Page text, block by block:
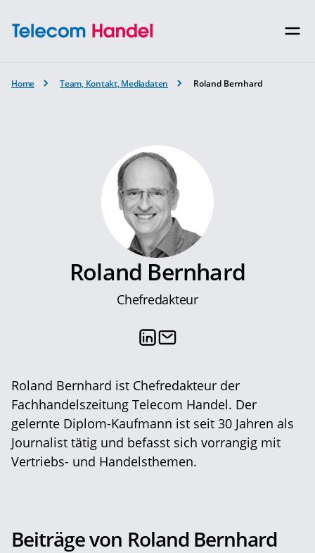
Home Team, Kontakt, Mediadaten Roland Bernhard
Roland Bernhard
Chefredakteur
Roland Bernhard ist Chefredakteur der
Fachhandelszeitung Telecom Handel. Der
gelernte Diplom-Kaufmann ist seit 30 Jahren als
Journalist tätig und befasst sich vorrangig mit
Vertriebs- und Handelsthemen.
Beiträge von Roland Bernhard